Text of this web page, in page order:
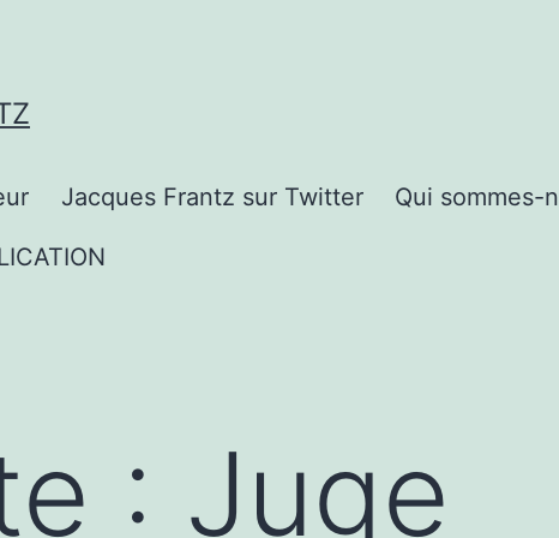
Jacques Frantz sur Twitter Qui sommes-
: Juge